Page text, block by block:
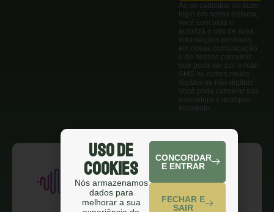
Ao se cadastrar ou fazer
login em nosso sistema,
você concorda e
autoriza o uso de suas
informações pessoais
em nossa comunicação
e de nossos parceiros,
que pode ser por e-mail,
SMS ou outros meios
digitais ou não digitais.
Você pode cancelar sua
assinatura a qualquer
momento.
Uso de
Cookies
Nós armazenamos
dados para
melhorar a sua
CONCORDAR
E ENTRAR
FECHAR E
SAIR